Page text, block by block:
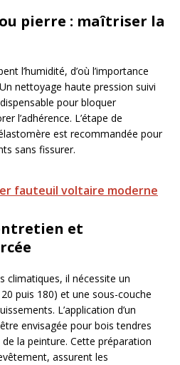
pierre : maîtriser la
l’humidité, d’où l’importance
nettoyage haute pression suivi
pour bloquer
l’adhérence. L’étape de
est recommandée pour
sans fissurer.
fauteuil voltaire moderne
et
climatiques, il nécessite un
puis 180) et une sous-couche
L’application d’un
envisagée pour bois tendres
la peinture. Cette préparation
assurent les